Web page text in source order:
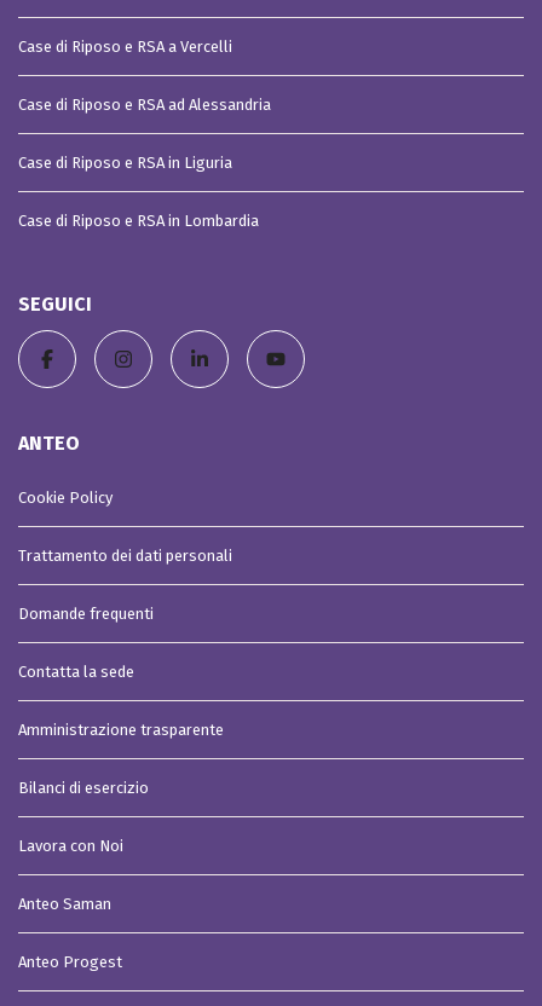
Case di Riposo e RSA a Vercelli
Case di Riposo e RSA ad Alessandria
Case di Riposo e RSA in Liguria
Case di Riposo e RSA in Lombardia
SEGUICI
ANTEO
Cookie Policy
Trattamento dei dati personali
Domande frequenti
Contatta la sede
Amministrazione trasparente
Bilanci di esercizio
Lavora con Noi
Anteo Saman
Anteo Progest